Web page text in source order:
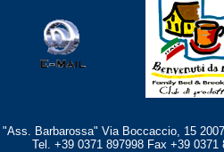
"Ass. Barbarossa" Via Boccaccio, 15
Tel. +39 0371 897998 Fax +39